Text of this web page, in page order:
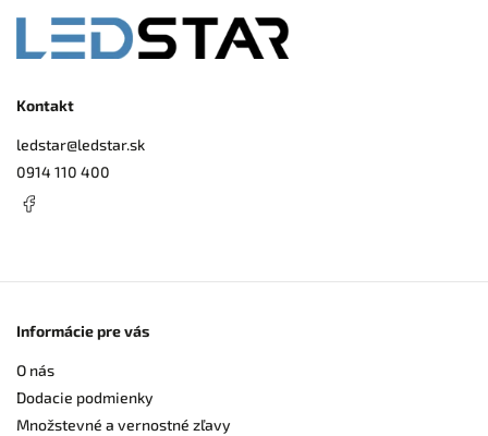
Kontakt
ledstar@ledstar.sk
0914 110 400
Informácie pre vás
O nás
Dodacie podmienky
Množstevné a vernostné zľavy